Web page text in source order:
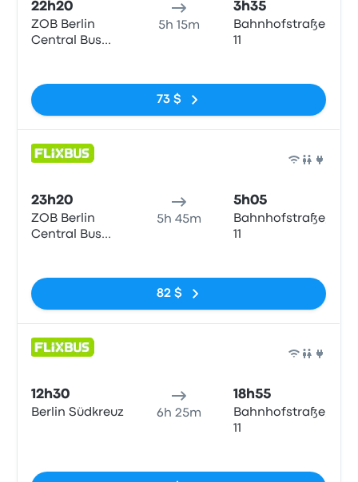
22h20
ZOB Berlin
Central Bus
5h 15m
3h35
Bahnhofstraße,
11
73 $
23h20
ZOB Berlin
Central Bus
5h 45m
5h05
Bahnhofstraße,
11
82 $
12h30
Berlin Südkreuz 6h 25m
18h55
Bahnhofstraße,
11